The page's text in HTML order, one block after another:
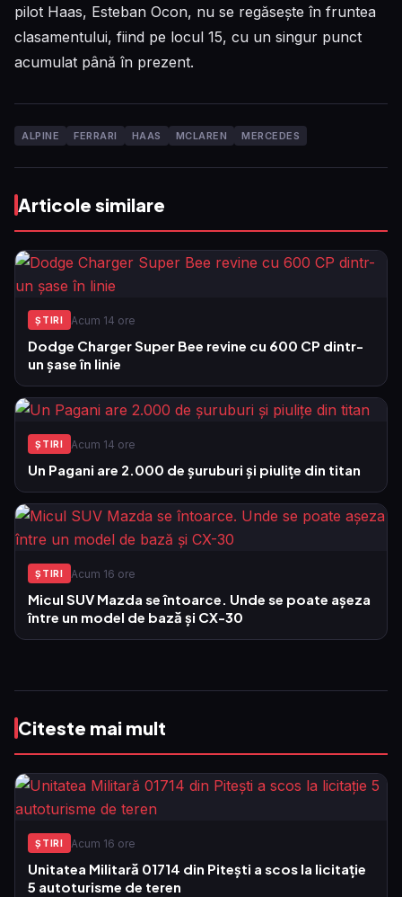
pilot Haas, Esteban Ocon, nu se regăsește în fruntea
clasamentului, fiind pe locul 15, cu un singur punct
acumulat până în prezent.
ALPINE FERRARI HAAS MCLAREN MERCEDES
Articole similare
ŞTIRI Acum 14 ore
Dodge Charger Super Bee revine cu 600 CP dintr-
un șase în linie
ŞTIRI Acum 14 ore
Un Pagani are 2.000 de șuruburi și piulițe din titan
ŞTIRI Acum 16 ore
Micul SUV Mazda se întoarce. Unde se poate așeza
între un model de bază și CX-30
Citeste mai mult
ŞTIRI Acum 16 ore
Unitatea Militară 01714 din Pitești a scos la licitație
5 autoturisme de teren